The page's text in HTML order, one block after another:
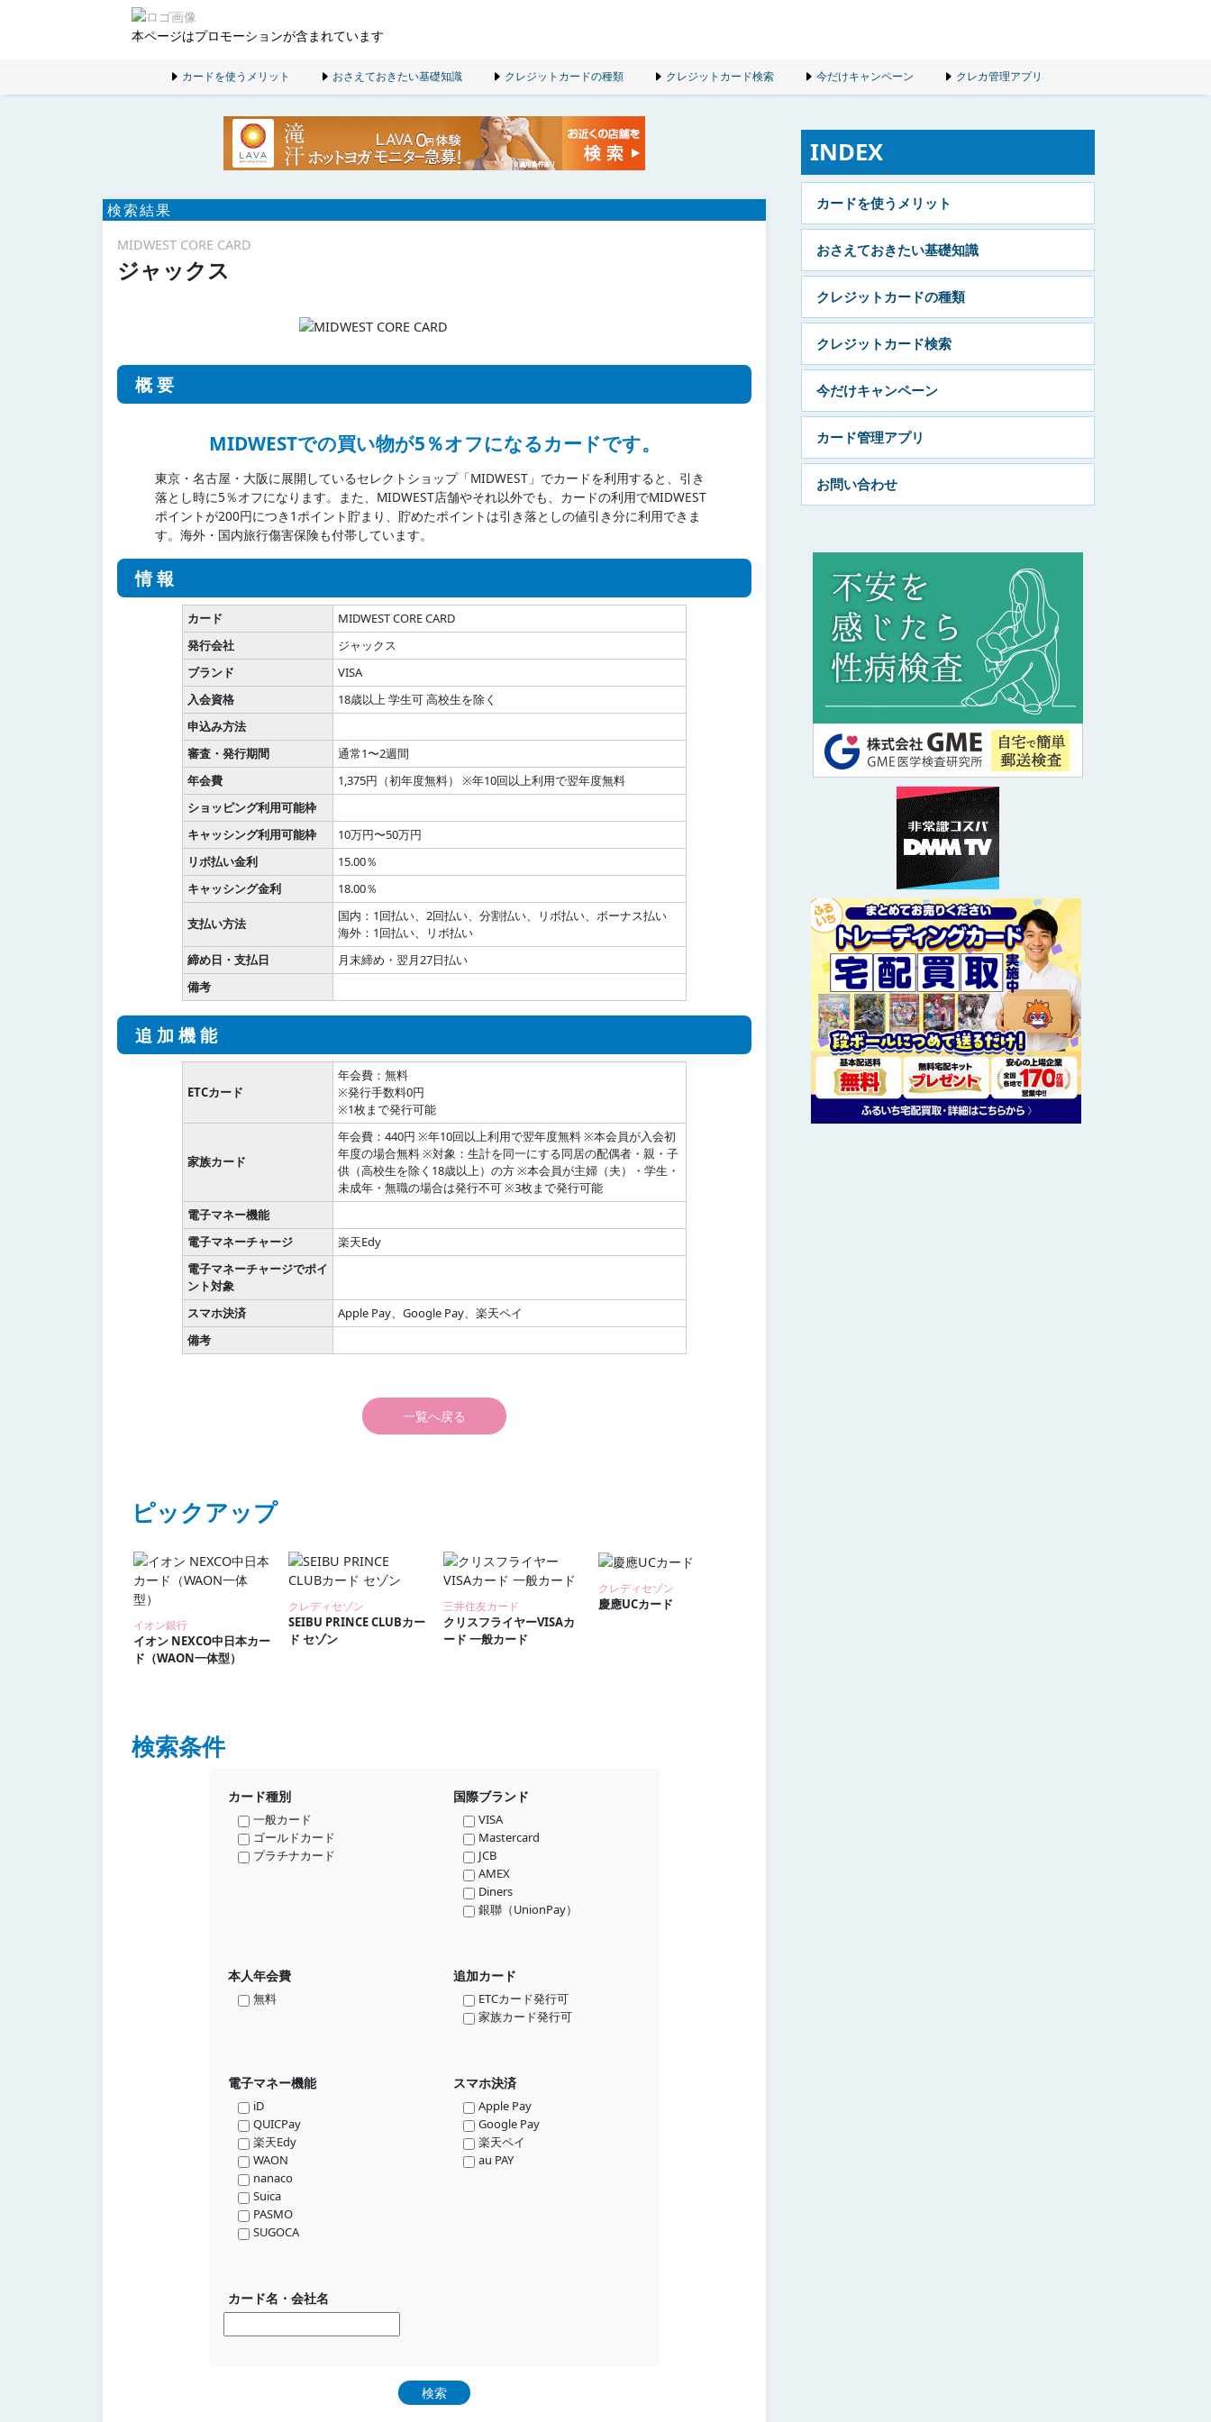
本ページはプロモーションが含まれています
カードを使うメリット おさえておきたい基礎知識 クレジットカードの種類 クレジットカード検索 今だけキャンペーン クレカ管理アプリ
検索結果
MIDWEST CORE CARD
ジャックス
概要
MIDWESTでの買い物が5％オフになるカードです。
東京・名古屋・大阪に展開しているセレクトショップ「MIDWEST」でカードを利用すると、引き
落とし時に5％オフになります。また、MIDWEST店舗やそれ以外でも、カードの利用でMIDWEST
ポイントが200円につき1ポイント貯まり、貯めたポイントは引き落としの値引き分に利用できま
す。海外・国内旅行傷害保険も付帯しています。
情報
カード
MIDWEST CORE CARD
発行会社
ジャックス
ブランド
VISA
入会資格
18歳以上 学生可 高校生を除く
申込み方法
審査・発行期間
通常1〜2週間
年会費
1,375円（初年度無料） ※年10回以上利用で翌年度無料
ショッピング利用可能枠
キャッシング利用可能枠
10万円〜50万円
リボ払い金利
15.00％
キャッシング金利
18.00％
支払い方法
国内：1回払い、2回払い、分割払い、リボ払い、ボーナス払い
海外：1回払い、リボ払い
締め日・支払日
月末締め・翌月27日払い
備考
追加機能
ETCカード
年会費：無料
※発行手数料0円
※1枚まで発行可能
家族カード
年会費：440円 ※年10回以上利用で翌年度無料 ※本会員が入会初
年度の場合無料 ※対象：生計を同一にする同居の配偶者・親・子
供（高校生を除く18歳以上）の方 ※本会員が主婦（夫）・学生・
未成年・無職の場合は発行不可 ※3枚まで発行可能
電子マネー機能
電子マネーチャージ
楽天Edy
電子マネーチャージでポイ
ント対象
スマホ決済
Apple Pay、Google Pay、楽天ペイ
備考
一覧へ戻る
ピックアップ
イオン銀行
イオン NEXCO中日本カー
ド（WAON一体型）
クレディセゾン
SEIBU PRINCE CLUBカー
ド セゾン
三井住友カード
クリスフライヤーVISAカ
ード 一般カード
クレディセゾン
慶應UCカード
検索条件
カード種別
一般カード
ゴールドカード
プラチナカード
国際ブランド
VISA
Mastercard
JCB
AMEX
Diners
銀聯（UnionPay）
本人年会費
無料
追加カード
ETCカード発行可
家族カード発行可
電子マネー機能
iD
QUICPay
楽天Edy
WAON
nanaco
Suica
PASMO
SUGOCA
スマホ決済
Apple Pay
Google Pay
楽天ペイ
au PAY
カード名・会社名
INDEX
カードを使うメリット
おさえておきたい基礎知識
クレジットカードの種類
クレジットカード検索
今だけキャンペーン
カード管理アプリ
お問い合わせ